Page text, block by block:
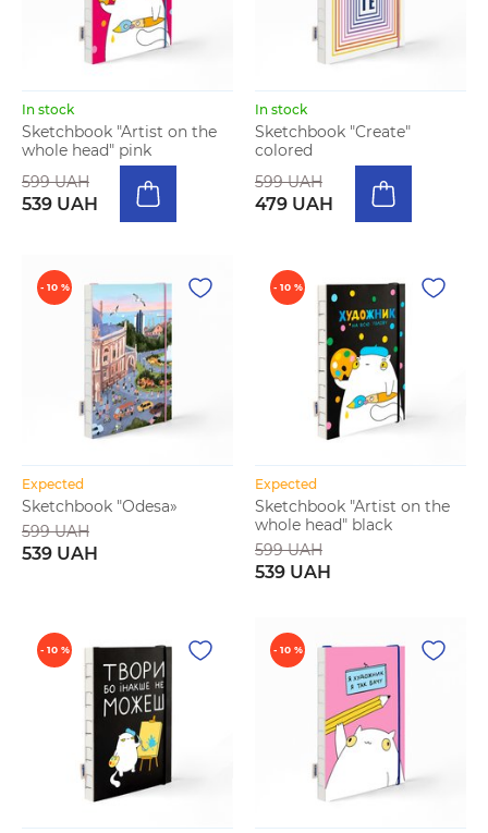
In stock
Sketchbook "Artist on the
whole head" pink
599 UAH
539 UAH
In stock
Sketchbook "Create"
colored
599 UAH
479 UAH
- 10 %
Expected
Sketchbook "Odesa»
599 UAH
539 UAH
- 10 %
Expected
Sketchbook "Artist on the
whole head" black
599 UAH
539 UAH
- 10 % - 10 %